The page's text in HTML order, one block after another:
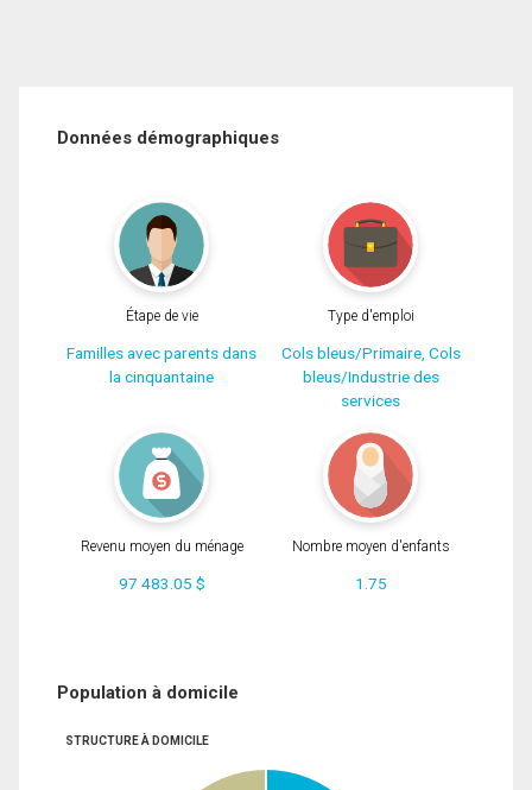
Données démographiques
Étape de vie
Familles avec parents dans
la cinquantaine
Type d'emploi
Cols bleus/Primaire, Cols
bleus/Industrie des
services
Revenu moyen du ménage
97 483.05 $
Nombre moyen d'enfants
1.75
Population à domicile
STRUCTURE À DOMICILE